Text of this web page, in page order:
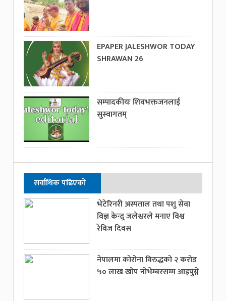
EPAPER JALESHWOR TODAY
SHRAWAN 26
सम्पादकीयः शिवभक्तजनलाई
सुस्वागतम्
सर्वाधिक पढिएको
भेटेरिनरी अस्पताल तथा पशु सेवा
विज्ञ केन्द्र्र जलेश्वरले मनाए विश्व
रेविज दिवस
नेपालमा कोरोना विरुद्धको २ करोड
५० लाख खोप नोभेम्बरसम्म आइपुग्ने